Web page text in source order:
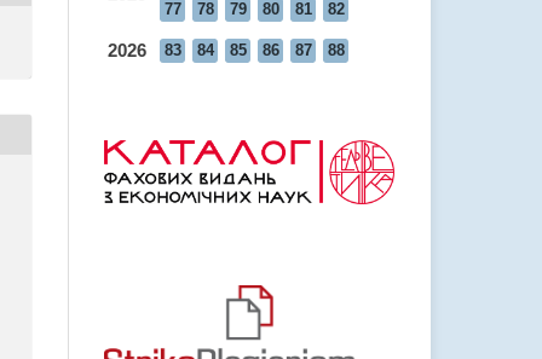
77
78 79 80 81 82
2026 83 84 85 86 87 88